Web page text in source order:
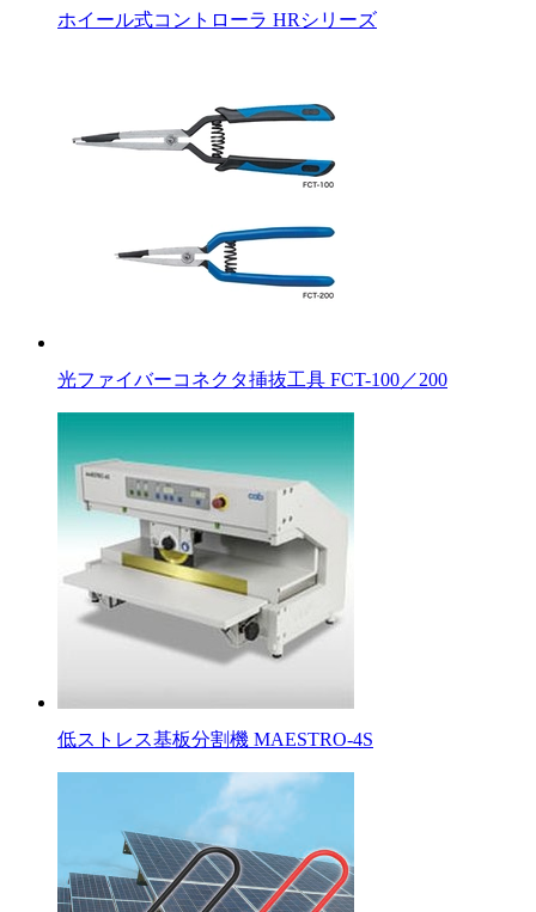
ホイール式コントローラ HRシリーズ
光ファイバーコネクタ挿抜工具 FCT-100／200
低ストレス基板分割機 MAESTRO-4S